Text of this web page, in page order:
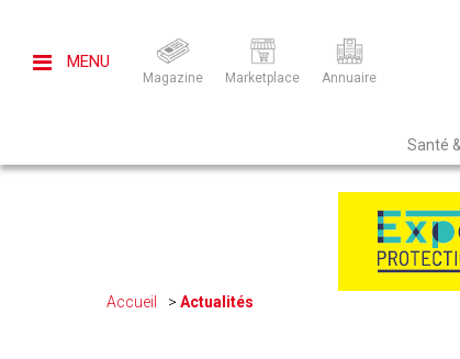
MENU
Magazine Marketplace Annuaire
Santé
Accueil Actualités